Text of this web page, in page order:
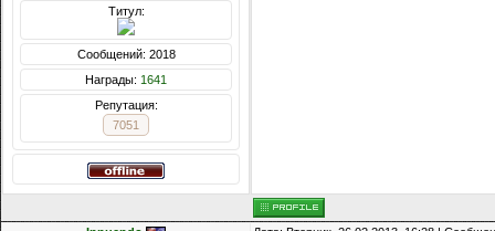
Титул:
Сообщений: 2018
Награды: 1641
Репутация:
7051